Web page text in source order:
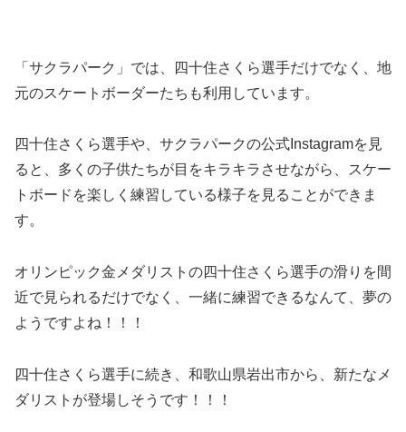
「サクラパーク」では、四十住さくら選手だけでなく、地
元のスケートボーダーたちも利用しています。
四十住さくら選手や、サクラパークの公式Instagramを見
ると、多くの子供たちが目をキラキラさせながら、スケー
トボードを楽しく練習している様子を見ることができま
す。
オリンピック金メダリストの四十住さくら選手の滑りを間
近で見られるだけでなく、一緒に練習できるなんて、夢の
ようですよね！！！
四十住さくら選手に続き、和歌山県岩出市から、新たなメ
ダリストが登場しそうです！！！